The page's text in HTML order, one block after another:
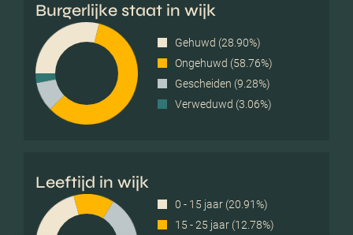
Burgerlijke staat in wijk
Gehuwd (28.90%)
Ongehuwd (58.76%)
Gescheiden (9.28%)
Verweduwd (3.06%)
Leeftijd in wijk
0 - 15 jaar (20.91%)
15 - 25 jaar (12.78%)